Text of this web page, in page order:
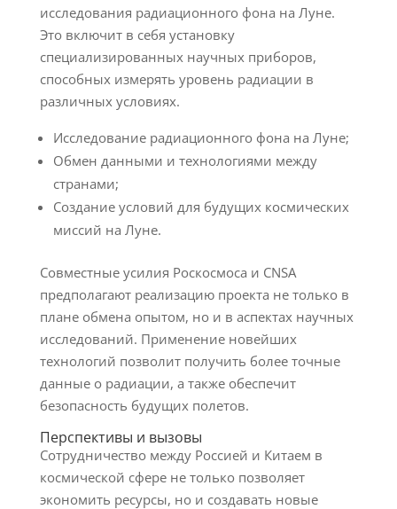
исследования радиационного фона на Луне.
Это включит в себя установку
специализированных научных приборов,
способных измерять уровень радиации в
различных условиях.
Исследование радиационного фона на Луне;
Обмен данными и технологиями между
странами;
Создание условий для будущих космических
миссий на Луне.
Совместные усилия Роскосмоса и CNSA
предполагают реализацию проекта не только в
плане обмена опытом, но и в аспектах научных
исследований. Применение новейших
технологий позволит получить более точные
данные о радиации, а также обеспечит
безопасность будущих полетов.
Перспективы и вызовы
Сотрудничество между Россией и Китаем в
космической сфере не только позволяет
экономить ресурсы, но и создавать новые